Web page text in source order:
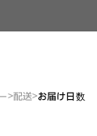
配送 お届け日数